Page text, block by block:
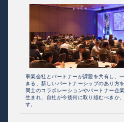
事業会社とパートナーが課題を共有し、
きる、新しいパートナーシップのあり方
同士のコラボレーションやパートナー企
生まれ、自社が今後何に取り組むべきか
す。